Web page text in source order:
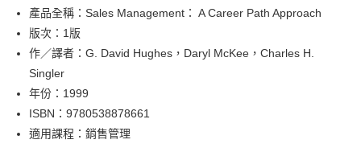
ATM付款
運送方式
付款後全家取貨
產品全稱：Sales Management： A Career Path Approach
版次：1版
作／譯者：G. David Hughes，Daryl McKee，Charles H.
Singler
年份：1999
ISBN：9780538878661
適用課程：銷售管理